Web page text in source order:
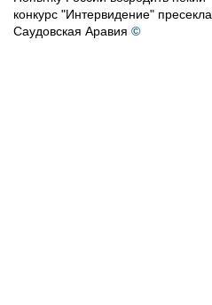
конкурс "Интервидение" пресекла
Саудовская Аравия ©